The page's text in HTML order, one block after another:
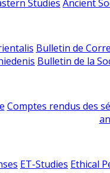
Studies Ancient
Bulletin de
Bulletin de la
Comptes rendus des
ET-Studies Ethical